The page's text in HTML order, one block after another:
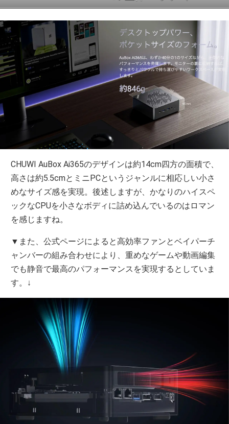
CHUWI AuBox Ai365のデザインは約14cm四方の面積で、
高さは約5.5cmとミニPCというジャンルに相応しい小さ
めなサイズ感を実現。後述しますが、かなりのハイスペ
ックなCPUを小さなボディに詰め込んでいるのはロマン
を感じますね。
▼また、公式ページによると高効率ファンとベイパーチ
ャンバーの組み合わせにより、重めなゲームや動画編集
でも静音で最高のパフォーマンスを実現するとしていま
す。↓